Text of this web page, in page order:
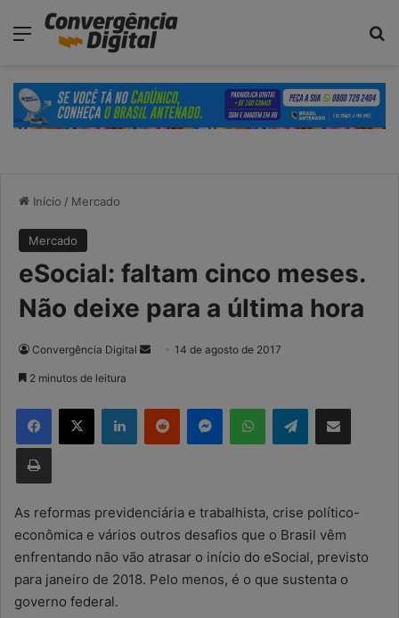
Menu
Início / Mercado
Mercado
eSocial: faltam cinco meses.
Não deixe para a última hora
Convergência Digital
d
-
m
a
i
14 de agosto de 2017
2 minutos de leitura
Telegram
As reformas previdenciária e trabalhista, crise político-
econômica e vários outros desafios que o Brasil vêm
enfrentando não vão atrasar o início do eSocial, previsto
para janeiro de 2018. Pelo menos, é o que sustenta o
governo federal.